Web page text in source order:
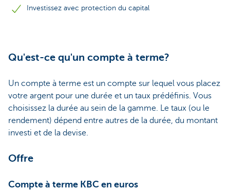
Investissez avec protection du capital
Qu'est-ce qu'un compte à terme?
Un compte à terme est un compte sur lequel vous placez
votre argent pour une durée et un taux prédéfinis. Vous
choisissez la durée au sein de la gamme. Le taux (ou le
rendement) dépend entre autres de la durée, du montant
investi et de la devise.
Offre
Compte à terme KBC en euros